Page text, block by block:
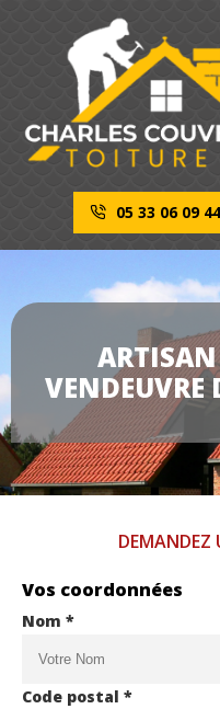
05 33 06 09 44
ARTISAN
DEMANDEZ
Vos coordonnées
Nom *
Code postal *